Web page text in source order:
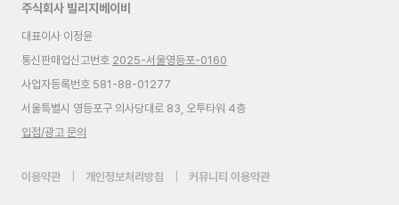
주식회사 빌리지베이비
대표이사 이정윤
통신판매업신고번호 2025-서울영등포-0160
사업자등록번호 581-88-01277
서울특별시 영등포구 의사당대로 83, 오투타워 4층
입점/광고 문의
이용약관 개인정보처리방침 커뮤니티 이용약관